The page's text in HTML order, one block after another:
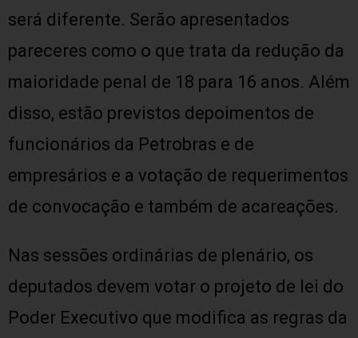
será diferente. Serão apresentados
pareceres como o que trata da redução da
maioridade penal de 18 para 16 anos. Além
disso, estão previstos depoimentos de
funcionários da Petrobras e de
empresários e a votação de requerimentos
de convocação e também de acareações.
Nas sessões ordinárias de plenário, os
deputados devem votar o projeto de lei do
Poder Executivo que modifica as regras da